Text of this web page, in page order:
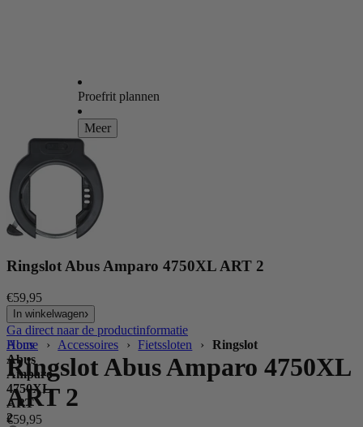
Proefrit plannen
Meer
Ringslot Abus Amparo 4750XL ART 2
€59,95
In winkelwagen
Ga direct naar de productinformatie
Home
› Accessoires › Fietssloten ›
Ringslot
Abus
Amparo
4750XL
ART
2
Abus
Ringslot Abus Amparo 4750XL
ART 2
€59,95